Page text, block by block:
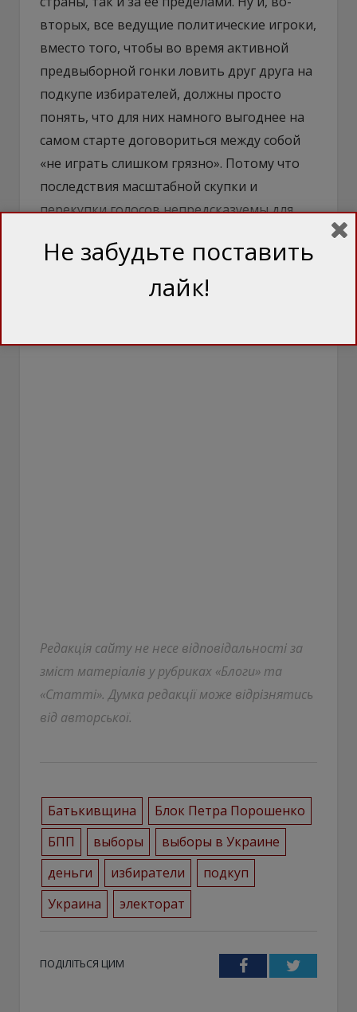
вторых, все ведущие политические игроки,
вместо того, чтобы во время активной
предвыборной гонки ловить друг друга на
подкупе избирателей, должны просто
понять, что для них намного выгоднее на
самом старте договориться между собой
«не играть слишком грязно». Потому что
последствия масштабной скупки и
перекупки голосов непредсказуемы для
Редакція сайту не несе відповідальності за
зміст матеріалів у рубриках «Блоги» та
«Статті». Думка редакції може відрізнятись
від авторської.
Батькивщина
Блок Петра Порошенко
БПП
выборы
выборы в Украине
деньги
избиратели
подкуп
Украина
электорат
ПОДІЛІТЬСЯ ЦИМ FacebookTwitter
Не забудьте поставить
лайк!